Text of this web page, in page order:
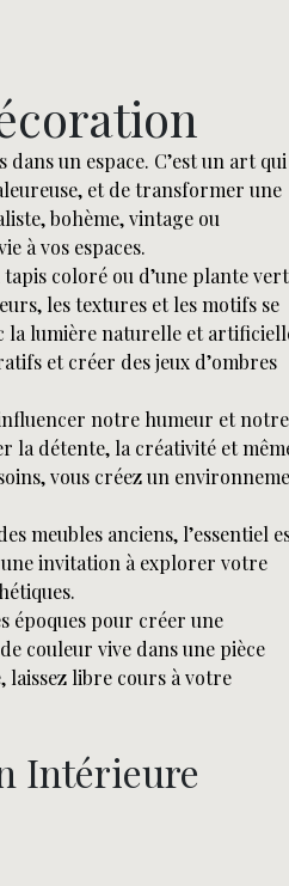
un espace. C’est un art qui
et de transformer une
bohème, vintage ou
à vos espaces.
tapis coloré ou d’une plante
les textures et les motifs se
la lumière naturelle et
et créer des jeux d’ombres
notre humeur et notre
la détente, la créativité et
vous créez un
meubles anciens, l’essentiel
une invitation à explorer votre
époques pour créer une
couleur vive dans une pièce
libre cours à votre
Intérieure